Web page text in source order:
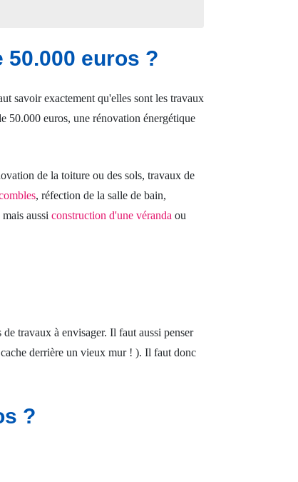
euros ?
savoir exactement qu'elles sont les travaux
50.000 euros, une rénovation énergétique
de la toiture ou des sols, travaux de
, réfection de la salle de bain,
mais aussi construction d'une véranda ou
travaux à envisager. Il faut aussi penser
derrière un vieux mur ! ). Il faut donc
?